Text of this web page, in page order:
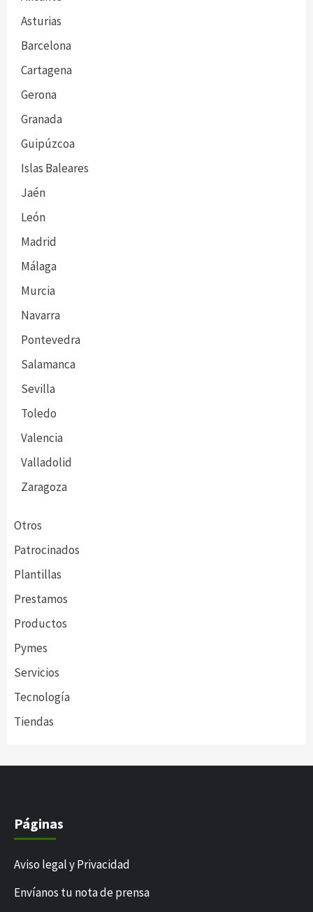
Asturias
Barcelona
Cartagena
Gerona
Granada
Guipúzcoa
Islas Baleares
Jaén
León
Madrid
Málaga
Murcia
Navarra
Pontevedra
Salamanca
Sevilla
Toledo
Valencia
Valladolid
Zaragoza
Otros
Patrocinados
Plantillas
Prestamos
Productos
Pymes
Servicios
Tecnología
Tiendas
Páginas
Aviso legal y Privacidad
Envíanos tu nota de prensa